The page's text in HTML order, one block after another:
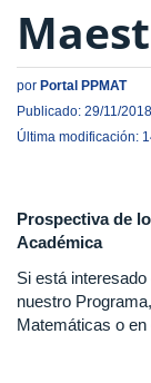
por Portal PPMAT
Publicado: 29/11/
Última modificación:
Prospectiva de
Académica
Si está
nuestro
Matemáticas o en